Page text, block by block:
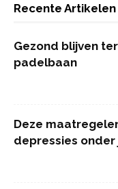
Recente Artikelen
Gezond blijven
padelbaan
Deze
depressies